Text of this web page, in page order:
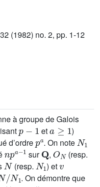
(1982) no. 2, pp. 1-12
à groupe de Galois
p-1
et
a≥1
)
d’ordre
pa
. On note
npa-
1
sur
Q
,
ON
(resp.
N
(resp.
N1
) et
v
/N 1
. On démontre que